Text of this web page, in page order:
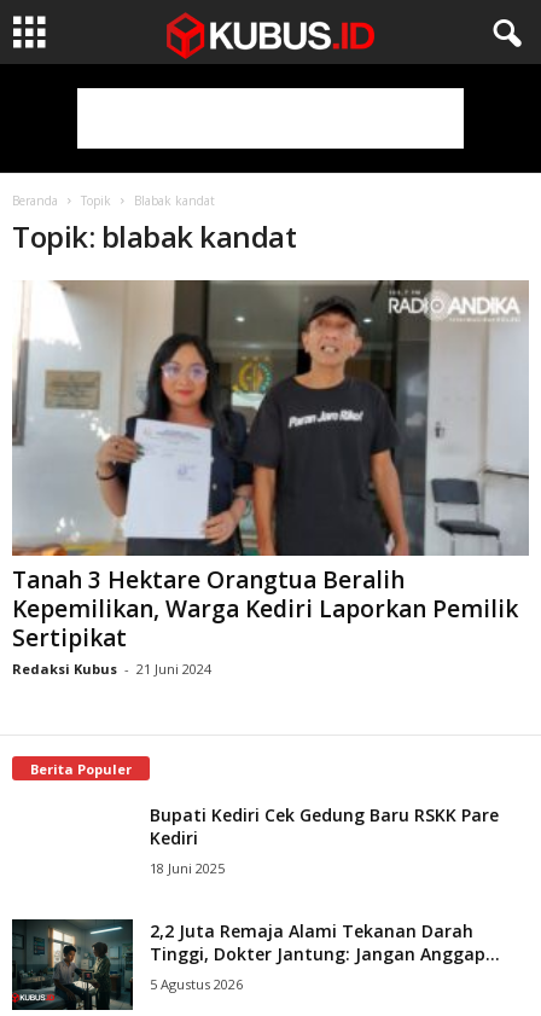
Beranda Topik Blabak kandat
Topik: blabak kandat
Tanah 3 Hektare Orangtua Beralih
Kepemilikan, Warga Kediri Laporkan Pemilik
Sertipikat
Redaksi Kubus - 21 Juni 2024
Berita Populer
Bupati Kediri Cek Gedung Baru RSKK Pare
Kediri
18 Juni 2025
2,2 Juta Remaja Alami Tekanan Darah
Tinggi, Dokter Jantung: Jangan Anggap...
5 Agustus 2026